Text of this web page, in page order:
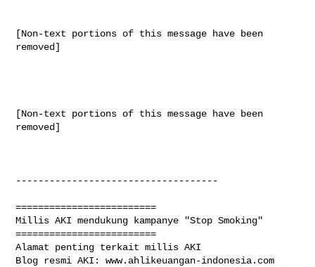
[Non-text portions of this message have been
removed]
[Non-text portions of this message have been
removed]
------------------------------------
=========================
Millis AKI mendukung kampanye "Stop Smoking"
=========================
Alamat penting terkait millis AKI
Blog resmi AKI: www.ahlikeuangan-indonesia.com